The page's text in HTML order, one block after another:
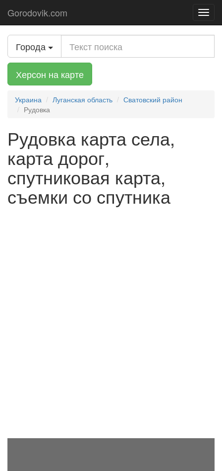
Gorodovik.com
Города
Херсон на карте
Украина Луганская область
Сватовский район
Рудовка
Рудовка карта села,
карта дорог,
спутниковая карта,
съемки со спутника